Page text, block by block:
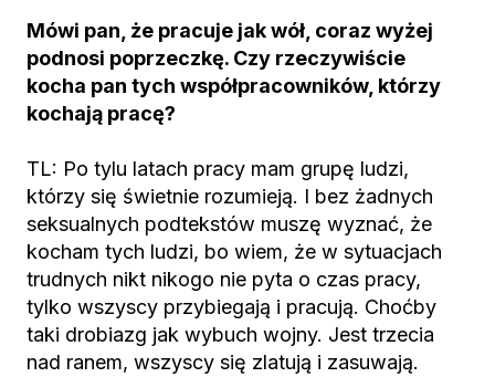
Mówi pan, że pracuje jak wół, coraz wyżej
podnosi poprzeczkę. Czy rzeczywiście
kocha pan tych współpracowników, którzy
kochają pracę?
TL: Po tylu latach pracy mam grupę ludzi,
którzy się świetnie rozumieją. I bez żadnych
seksualnych podtekstów muszę wyznać, że
kocham tych ludzi, bo wiem, że w sytuacjach
trudnych nikt nikogo nie pyta o czas pracy,
tylko wszyscy przybiegają i pracują. Choćby
taki drobiazg jak wybuch wojny. Jest trzecia
nad ranem, wszyscy się zlatują i zasuwają.